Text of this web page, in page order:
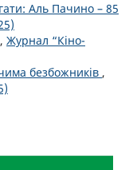
Аль Пачино – 85
, Журнал “Кіно-
безбожників ,